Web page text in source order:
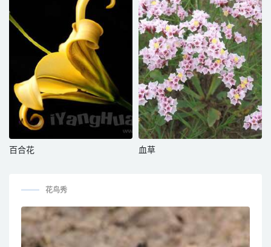
百合花 血草
花鸟秀